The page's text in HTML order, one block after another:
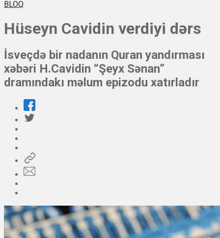
BLOQ
Hüseyn Cavidin verdiyi dərs
İsveçdə bir nadanın Quran yandırması
xəbəri H.Cavidin “Şeyx Sənan”
dramındakı məlum epizodu xatırladır